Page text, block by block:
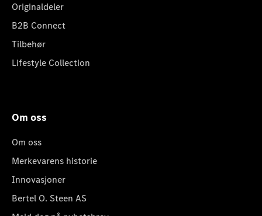
Originaldeler
B2B Connect
Tilbehør
Lifestyle Collection
Om oss
Om oss
Merkevarens historie
Innovasjoner
Bertel O. Steen AS